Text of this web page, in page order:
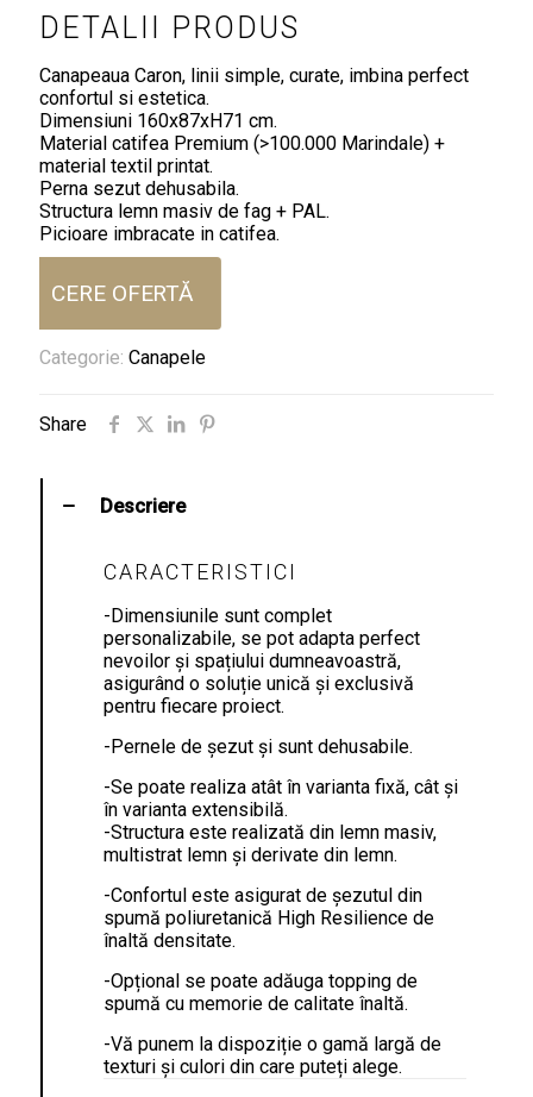
DETALII PRODUS
Canapeaua Caron, linii simple, curate, imbina perfect
confortul si estetica.
Dimensiuni 160x87xH71 cm.
Material catifea Premium (>100.000 Marindale) +
material textil printat.
Perna sezut dehusabila.
Structura lemn masiv de fag + PAL.
Picioare imbracate in catifea.
CERE OFERTĂ
Categorie: Canapele
Share
Descriere
CARACTERISTICI
-Dimensiunile sunt complet
personalizabile, se pot adapta perfect
nevoilor și spațiului dumneavoastră,
asigurând o soluție unică și exclusivă
pentru fiecare proiect.
-Pernele de șezut și sunt dehusabile.
-Se poate realiza atât în varianta fixă, cât și
în varianta extensibilă.
-Structura este realizată din lemn masiv,
multistrat lemn și derivate din lemn.
-Confortul este asigurat de șezutul din
spumă poliuretanică High Resilience de
înaltă densitate.
-Opțional se poate adăuga topping de
spumă cu memorie de calitate înaltă.
-Vă punem la dispoziție o gamă largă de
texturi și culori din care puteți alege.